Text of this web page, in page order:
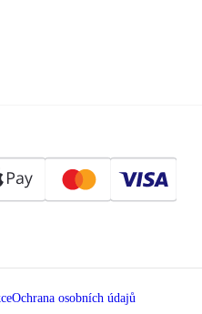
Ochrana osobních údajů